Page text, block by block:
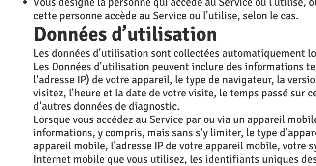
cette personne accède au Service ou l'utilise, selon le cas.
Données d’utilisation
Les données d'utilisation sont collectées automatiquement
Les Données d'utilisation peuvent inclure des informations
l'adresse IP) de votre appareil, le type de navigateur, la
visitez, l'heure et la date de votre visite, le temps passé sur
d'autres données de diagnostic.
Lorsque vous accédez au Service par ou via un appareil
informations, y compris, mais sans s'y limiter, le type
appareil mobile, l'adresse IP de votre appareil mobile, votre
Internet mobile que vous utilisez, les identifiants uniques